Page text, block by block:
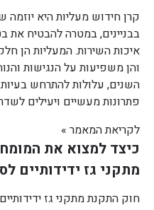
קרן חידוש מעליות היא
בבניינים, במטרה להבטיח
איכות השירות. המעליות הן
והן משפיעות על הנגישות
השנים, עלולות להתרחש בעיות
פתרונות מעשיים ויעילים
לקריאת המאמר »
כיצד למצוא את
מתקני גז ידידותיים
חוק התקנת מתקני גז